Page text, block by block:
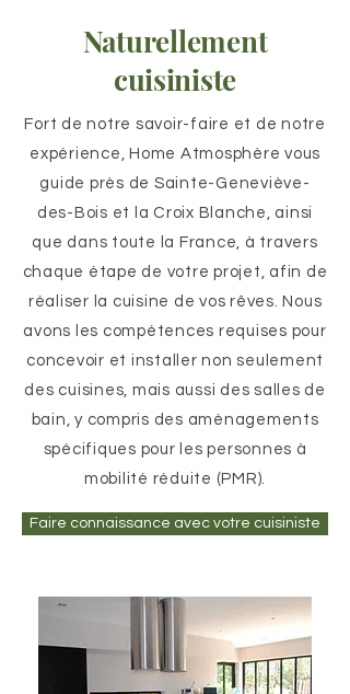
Naturellement
cuisiniste
Fort de notre savoir-faire et de notre
expérience, Home Atmosphère vous
guide près de Sainte-Geneviève-
des-Bois et la Croix Blanche, ainsi
que dans toute la France, à travers
chaque étape de votre projet, afin de
réaliser la cuisine de vos rêves. Nous
avons les compétences requises pour
concevoir et installer non seulement
des cuisines, mais aussi des salles de
bain, y compris des aménagements
spécifiques pour les personnes à
mobilité réduite (PMR).
Faire connaissance avec votre cuisiniste